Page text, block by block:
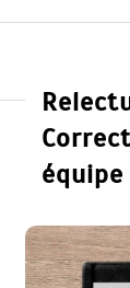
équipe